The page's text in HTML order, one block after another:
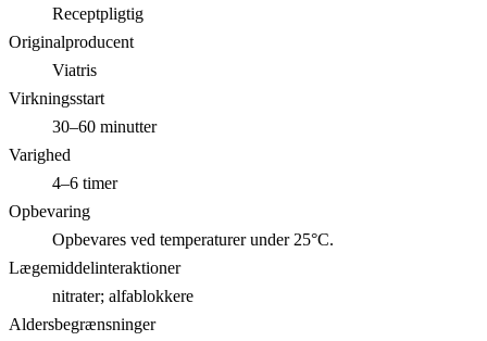
Receptpligtig
Originalproducent
Viatris
Virkningsstart
30–60 minutter
Varighed
4–6 timer
Opbevaring
Opbevares ved temperaturer under 25°C.
Lægemiddelinteraktioner
nitrater; alfablokkere
Aldersbegrænsninger